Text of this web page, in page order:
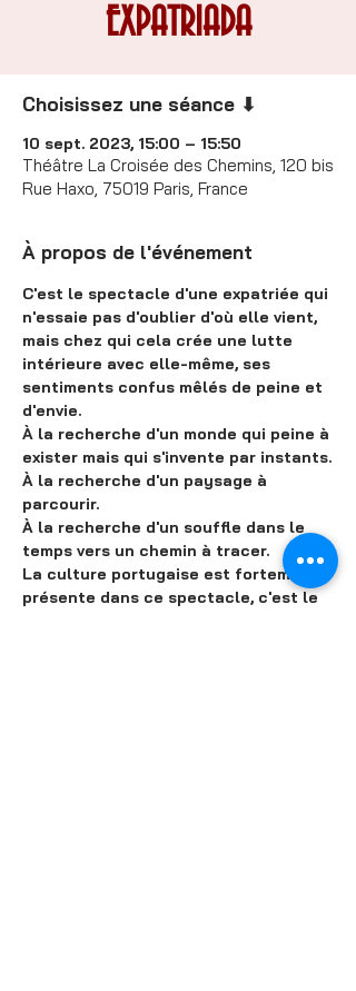
EXPATRIADA
Choisissez une séance ⬇
10 sept. 2023, 15:00 – 15:50
Théâtre La Croisée des Chemins, 120 bis
Rue Haxo, 75019 Paris, France
À propos de l'événement
C'est le spectacle d'une expatriée qui
n'essaie pas d'oublier d'où elle vient,
mais chez qui cela crée une lutte
intérieure avec elle-même, ses
sentiments confus mêlés de peine et
d'envie.
À la recherche d'un monde qui peine à
exister mais qui s'invente par instants.
À la recherche d'un paysage à
parcourir.
À la recherche d'un souffle dans le
temps vers un chemin à tracer.
La culture portugaise est fortement
présente dans ce spectacle, c'est le